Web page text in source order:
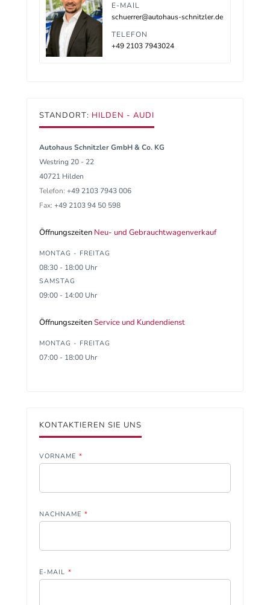
E-MAIL
schuerrer@autohaus-schnitzler.de
TELEFON
+49 2103 7943024
STANDORT: HILDEN - AUDI
Autohaus Schnitzler GmbH & Co. KG
Westring 20 - 22
40721 Hilden
Telefon: +49 2103 7943 006
Fax: +49 2103 94 50 598
Öffnungszeiten Neu- und Gebrauchtwagenverkauf
MONTAG - FREITAG
08:30 - 18:00 Uhr
SAMSTAG
09:00 - 14:00 Uhr
ÖffnungszeitenService und Kundendienst
MONTAG - FREITAG
07:00 - 18:00 Uhr
KONTAKTIEREN SIE UNS
VORNAME *
NACHNAME *
E-MAIL *